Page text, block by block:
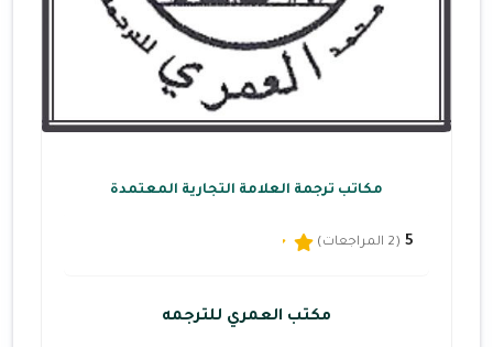
مكاتب ترجمة العلامة التجارية المعتمدة
5 (2 المراجعات)
مكتب العمري للترجمه